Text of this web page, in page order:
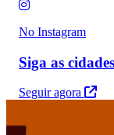
No Instagram
Siga as
Seguir agora